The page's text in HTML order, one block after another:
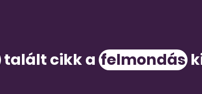
talált cikk a felmondás